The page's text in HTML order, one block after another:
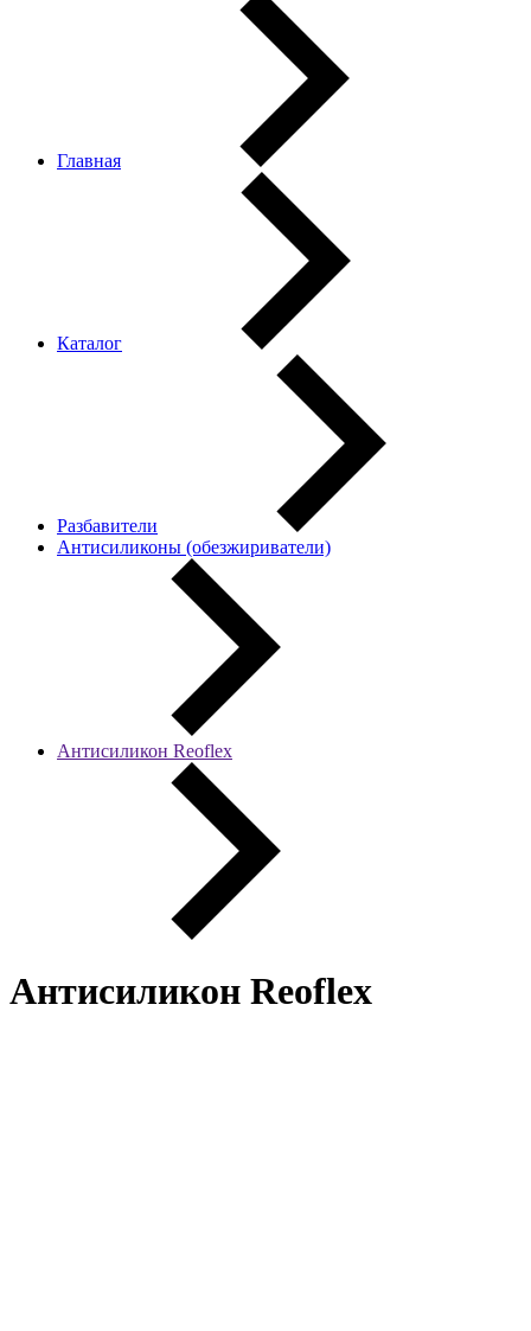
Главная
Каталог
Разбавители
Антисиликоны (обезжириватели)
Антисиликон Reoflex
Антисиликон Reoflex